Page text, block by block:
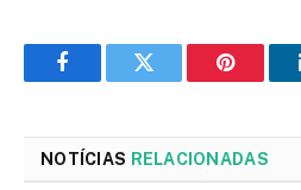
FacebookTwitter Pinterest
NOTÍCIAS RELACIONADAS